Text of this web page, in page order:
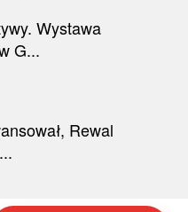
Wystawa
G...
Rewal